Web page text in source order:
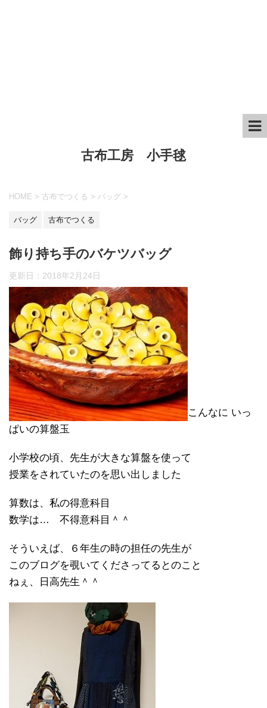
古布工房 小手毬
HOME > 古布でつくる > バッグ >
バッグ 古布でつくる
飾り持ち手のバケツバッグ
更新日： 2018年2月24日
こんなに いっ
ぱいの算盤玉
小学校の頃、先生が大きな算盤を使って
授業をされていたのを思い出しました
算数は、私の得意科目
数学は… 不得意科目＾＾
そういえば、６年生の時の担任の先生が
このブログを覗いてくださってるとのこと
ねぇ、日高先生＾＾